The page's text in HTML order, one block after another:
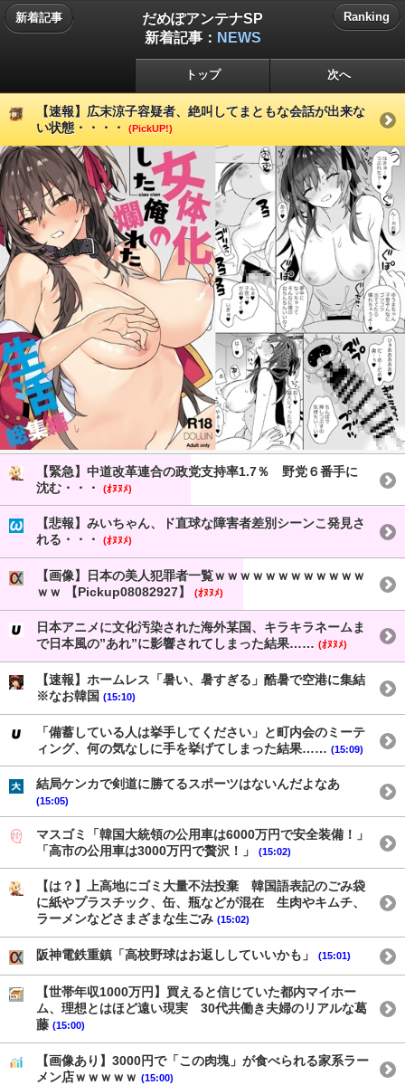
新着記事
だめぽアンテナSP
新着記事： NEWS
Ranking
トップ 次へ
【速報】広末涼子容疑者、絶叫してまともな会話が出来な
い状態・・・・
(PickUP!)
【緊急】中道改革連合の政党支持率1.7％ 野党６番手に
沈む・・・
(ｵﾇﾇﾒ)
【悲報】みいちゃん、ド直球な障害者差別シーンこ発見さ
れる・・・
(ｵﾇﾇﾒ)
【画像】日本の美人犯罪者一覧ｗｗｗｗｗｗｗｗｗｗｗｗ
ｗｗ 【Pickup08082927】
(ｵﾇﾇﾒ)
日本アニメに文化汚染された海外某国、キラキラネームま
で日本風の”あれ”に影響されてしまった結果…… (ｵﾇﾇﾒ)
【速報】ホームレス「暑い、暑すぎる」酷暑で空港に集結
※なお韓国 (15:10)
「備蓄している人は挙手してください」と町内会のミーテ
ィング、何の気なしに手を挙げてしまった結果…… (15:09)
結局ケンカで剣道に勝てるスポーツはないんだよなあ
(15:05)
マスゴミ「韓国大統領の公用車は6000万円で安全装備！」
「高市の公用車は3000万円で贅沢！」
(15:02)
【は？】上高地にゴミ大量不法投棄 韓国語表記のごみ袋
に紙やプラスチック、缶、瓶などが混在 生肉やキムチ、
ラーメンなどさまざまな生ごみ (15:02)
阪神電鉄重鎮「高校野球はお返ししていいかも」 (15:01)
【世帯年収1000万円】買えると信じていた都内マイホー
ム、理想とはほど遠い現実 30代共働き夫婦のリアルな葛
藤 (15:00)
【画像あり】3000円で「この肉塊」が食べられる家系ラー
メン店ｗｗｗｗｗ (15:00)